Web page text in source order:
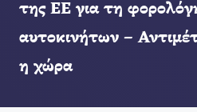
της ΕΕ για τη
αυτοκινήτων –
η χώρα